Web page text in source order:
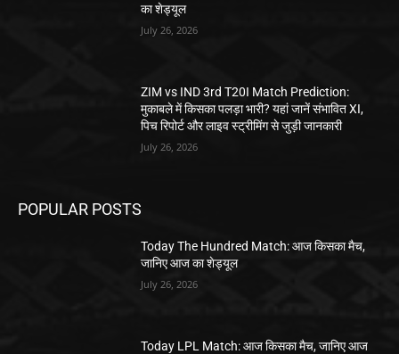
का शेड्यूल
July 26, 2026
ZIM vs IND 3rd T20I Match Prediction:
मुकाबले में किसका पलड़ा भारी? यहां जानें संभावित XI,
पिच रिपोर्ट और लाइव स्ट्रीमिंग से जुड़ी जानकारी
July 26, 2026
POPULAR POSTS
Today The Hundred Match: आज किसका मैच,
जानिए आज का शेड्यूल
July 26, 2026
Today LPL Match: आज किसका मैच, जानिए आज